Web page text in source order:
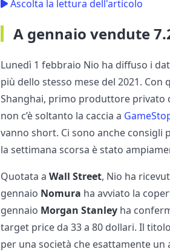
Ascolta la lettura dell'articolo
A gennaio vendute
Lunedì 1 febbraio Nio ha diffuso i
più dello stesso mese del 2021. Con
Shanghai, primo produttore privato
non c’è soltanto la caccia a
vanno short. Ci sono anche consigli
la settimana scorsa è stato
Quotata aWall Street, Nio ha
gennaio Nomura ha avviato la
gennaio Morgan Stanley ha
target price da 33 a 80 dollari. Il
per una società che esattamente un